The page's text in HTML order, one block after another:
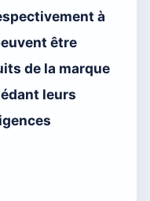
à
être
de la marque
leurs